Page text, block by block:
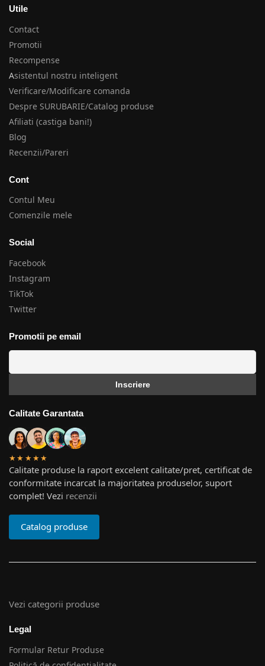
Utile
Contact
Promotii
Recompense
Asistentul nostru inteligent
Verificare/Modificare comanda
Despre SURUBARIE/Catalog produse
Afiliati (castiga bani!)
Blog
Recenzii/Pareri
Cont
Contul Meu
Comenzile mele
Social
Facebook
Instagram
TikTok
Twitter
Promotii pe email
Calitate Garantata
★★★★★
Calitate produse la raport excelent calitate/pret, certificat de
conformitate incarcat la majoritatea produselor, suport
complet! Vezi recenzii
Catalog produse
Vezi categorii produse
Legal
Formular Retur Produse